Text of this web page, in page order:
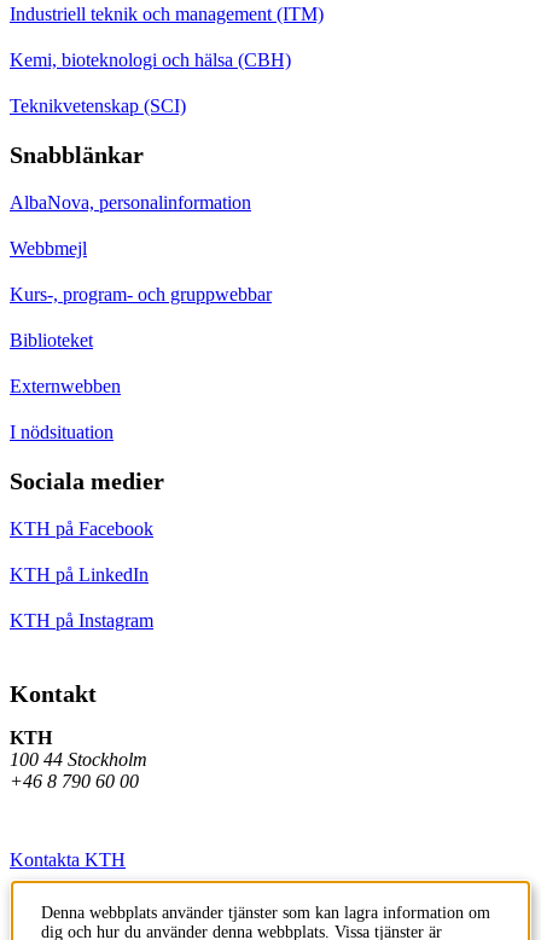
Industriell teknik och management (ITM)
Kemi, bioteknologi och hälsa (CBH)
Teknikvetenskap (SCI)
Snabblänkar
AlbaNova, personalinformation
Webbmejl
Kurs-, program- och gruppwebbar
Biblioteket
Externwebben
I nödsituation
Sociala medier
KTH på Facebook
KTH på LinkedIn
KTH på Instagram
Kontakt
KTH
100 44 Stockholm
+46 8 790 60 00
Kontakta KTH
Jobba på KTH
Denna webbplats använder tjänster som kan lagra information om
dig och hur du använder denna webbplats. Vissa tjänster är